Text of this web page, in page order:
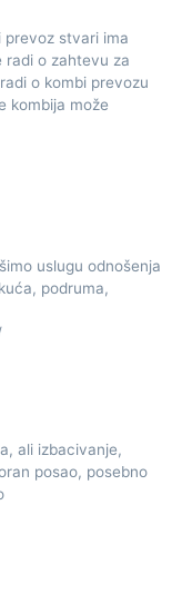
prevoz stvari ima
radi o zahtevu za
o kombi prevozu
kombija može
uslugu odnošenja
podruma,
ali izbacivanje,
posao, posebno